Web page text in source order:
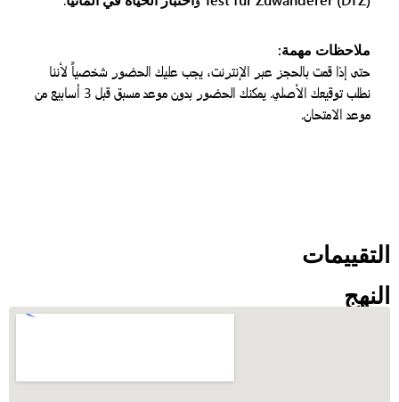
ملاحظات مهمة:
حتى إذا قمت بالحجز عبر الإنترنت، يجب عليك الحضور شخصياً لأننا
نطلب توقيعك الأصلي. يمكنك الحضور بدون موعد مسبق قبل 3 أسابيع من
موعد الامتحان.